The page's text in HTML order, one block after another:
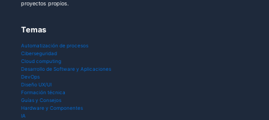
proyectos propios.
Temas
Automatización de procesos
Ciberseguridad
Cloud computing
Desarrollo de Software y Aplicaciones
DevOps
Diseño UX/UI
Formación técnica
Guías y Consejos
Hardware y Componentes
IA